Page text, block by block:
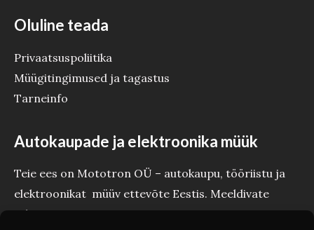
Oluline teada
Privaatsuspoliitika
Müügitingimused ja tagastus
Tarneinfo
Autokaupade ja elektroonika müük
Teie ees on Mototron OÜ – autokaupu, tööriistu ja
elektroonikat müüv ettevõte Eestis. Meeldivate
tehinguteni Teie Mototron!